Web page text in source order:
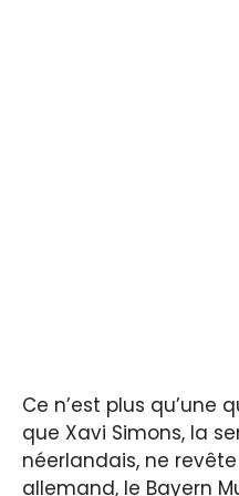
Ce n’est plus
que Xavi Simons, la
néerlandais, ne
allemand, le Bayern